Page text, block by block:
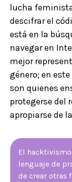
lucha
descifrar el
está en la
navegar en
mejor
género; en
son quienes
protegerse del
apropiarse de
El
lenguaje de
de crear otras